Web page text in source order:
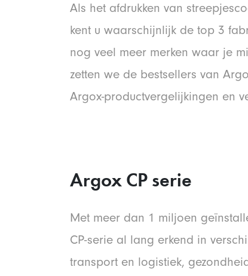
Als het afdrukken van
kent u waarschijnlijk de top 3
nog veel meer merken waar je
zetten we de bestsellers van
Argox-productvergelijkingen en
Argox CP serie
Met meer dan 1 miljoen
CP-serie al lang erkend in
transport en logistiek,